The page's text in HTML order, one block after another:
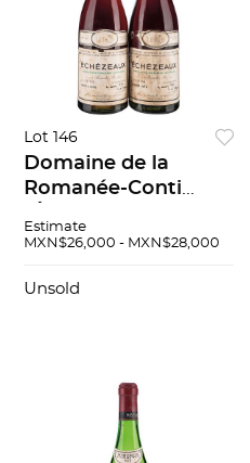
Lot 146
Domaine de la
Romanée-Conti
Cru. Cosecha: 1976.
4.2 cm. Piezas: 2. 97 /
Estimate
MXN$26,000 - MXN$28,000
Unsold